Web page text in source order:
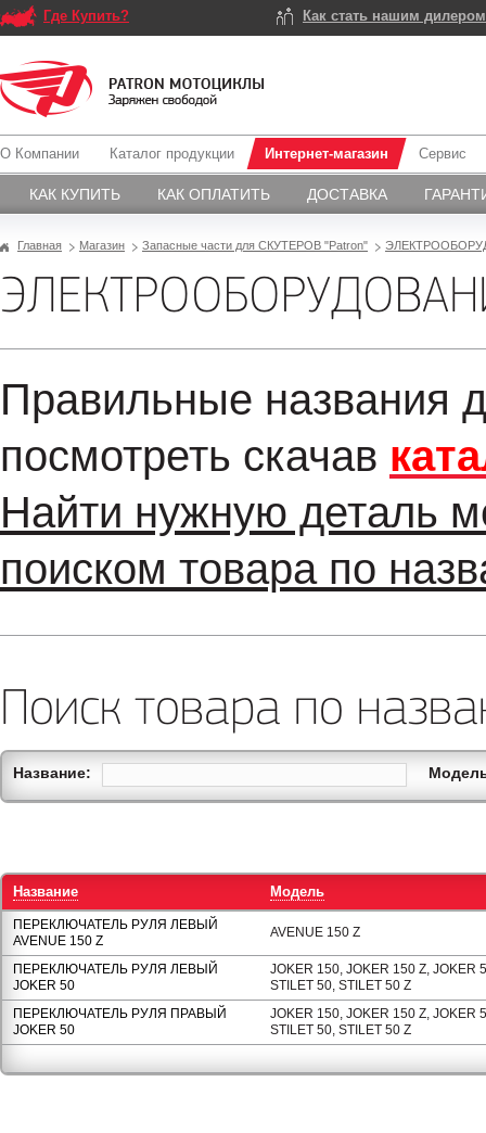
Где Купить? Как стать нашим
О Компании Каталог продукции Интернет-магазин
КАК КУПИТЬ КАК ОПЛАТИТЬ ДОСТАВКА
Сервис
Главная Магазин Запасные части для СКУТЕРОВ "Patron"
Правильные названия
посмотреть скачав
Найти нужную деталь
поиском товара по
Поиск товара по
Название:
Название Модель
ПЕРЕКЛЮЧАТЕЛЬ РУЛЯ ЛЕВЫЙ
AVENUE 150 Z
AVENUE 150 Z
ПЕРЕКЛЮЧАТЕЛЬ РУЛЯ ЛЕВЫЙ
JOKER 50
JOKER 150, JOKER 150 Z, JOKER
STILET 50, STILET 50 Z
ПЕРЕКЛЮЧАТЕЛЬ РУЛЯ ПРАВЫЙ
JOKER 50
JOKER 150, JOKER 150 Z, JOKER
STILET 50, STILET 50 Z